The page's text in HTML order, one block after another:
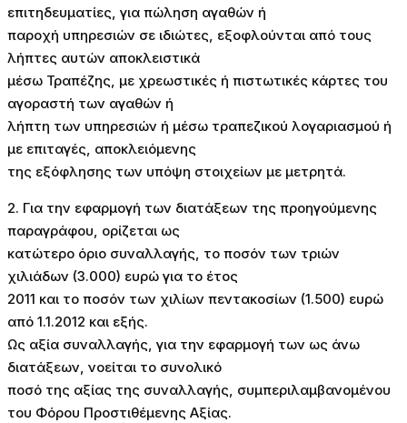
επιτηδευματίες, για πώληση αγαθών ή
παροχή υπηρεσιών σε ιδιώτες, εξοφλούνται από τους
λήπτες αυτών αποκλειστικά
μέσω Τραπέζης, με χρεωστικές ή πιστωτικές κάρτες του
αγοραστή των αγαθών ή
λήπτη των υπηρεσιών ή μέσω τραπεζικού λογαριασμού ή
με επιταγές, αποκλειόμενης
της εξόφλησης των υπόψη στοιχείων με μετρητά.
2. Για την εφαρμογή των διατάξεων της προηγούμενης
παραγράφου, ορίζεται ως
κατώτερο όριο συναλλαγής, το ποσόν των τριών
χιλιάδων (3.000) ευρώ για το έτος
2011 και το ποσόν των χιλίων πεντακοσίων (1.500) ευρώ
από 1.1.2012 και εξής.
Ως αξία συναλλαγής, για την εφαρμογή των ως άνω
διατάξεων, νοείται το συνολικό
ποσό της αξίας της συναλλαγής, συμπεριλαμβανομένου
του Φόρου Προστιθέμενης Αξίας.